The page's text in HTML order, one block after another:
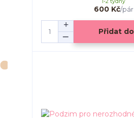
600 Kč/pár
Přidat